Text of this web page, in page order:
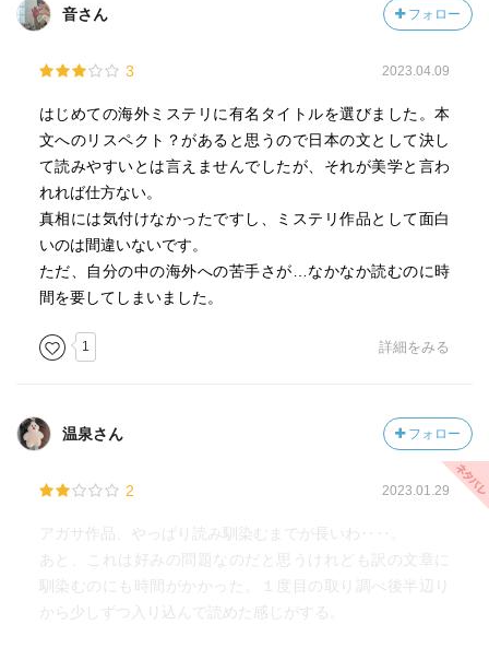
音さん フォロー
3 2023.04.09
はじめての海外ミステリに有名タイトルを選びました。本
文へのリスペクト？があると思うので日本の文として決し
て読みやすいとは言えませんでしたが、それが美学と言わ
れれば仕方ない。
真相には気付けなかったですし、ミステリ作品として面白
いのは間違いないです。
ただ、自分の中の海外への苦手さが…なかなか読むのに時
間を要してしまいました。
1 詳細をみる
温泉さん フォロー
2 2023.01.29
アガサ作品、やっぱり読み馴染むまでが長いわ‥‥。
あと、これは好みの問題なのだと思うけれども訳の文章に
馴染むのにも時間がかかった。１度目の取り調べ後半辺り
から少しずつ入り込んで読めた感じがする。